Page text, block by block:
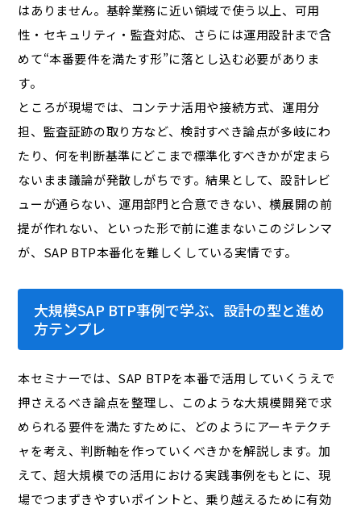
はありません。基幹業務に近い領域で使う以上、可用
性・セキュリティ・監査対応、さらには運用設計まで含
めて“本番要件を満たす形”に落とし込む必要がありま
す。
ところが現場では、コンテナ活用や接続方式、運用分
担、監査証跡の取り方など、検討すべき論点が多岐にわ
たり、何を判断基準にどこまで標準化すべきかが定まら
ないまま議論が発散しがちです。結果として、設計レビ
ューが通らない、運用部門と合意できない、横展開の前
提が作れない、といった形で前に進まない――このジレンマ
が、SAP BTP本番化を難しくしている実情です。
大規模SAP BTP事例で学ぶ、設計の型と進め
方テンプレ
本セミナーでは、SAP BTPを本番で活用していくうえで
押さえるべき論点を整理し、このような大規模開発で求
められる要件を満たすために、どのようにアーキテクチ
ャを考え、判断軸を作っていくべきかを解説します。加
えて、超大規模での活用における実践事例をもとに、現
場でつまずきやすいポイントと、乗り越えるために有効